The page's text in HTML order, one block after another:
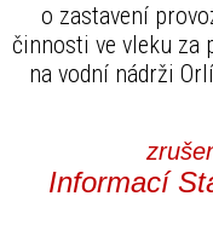
o zastavení
činnosti ve vleku za
na vodní nádrži
Informací